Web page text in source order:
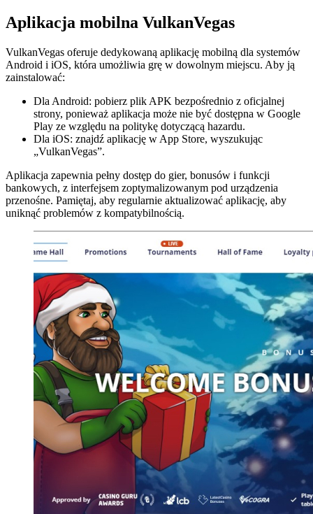
Aplikacja mobilna VulkanVegas
VulkanVegas oferuje dedykowaną aplikację mobilną dla systemów
Android i iOS, która umożliwia grę w dowolnym miejscu. Aby ją
zainstalować:
Dla Android: pobierz plik APK bezpośrednio z oficjalnej
strony, ponieważ aplikacja może nie być dostępna w Google
Play ze względu na politykę dotyczącą hazardu.
Dla iOS: znajdź aplikację w App Store, wyszukując
„VulkanVegas”.
Aplikacja zapewnia pełny dostęp do gier, bonusów i funkcji
bankowych, z interfejsem zoptymalizowanym pod urządzenia
przenośne. Pamiętaj, aby regularnie aktualizować aplikację, aby
uniknąć problemów z kompatybilnością.